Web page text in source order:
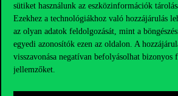
sütiket használunk az eszközinformációk
Ezekhez a technológiákhoz való hozzájárulás
az olyan adatok feldolgozását, mint a
egyedi azonosítók ezen az oldalon. A
visszavonása negatívan befolyásolhat bizonyos
jellemzőket.
Oktatói elérhetőségek
HUB jelenlegi hallgatóinknak
Sajtó:press@uni-corvinus.hu